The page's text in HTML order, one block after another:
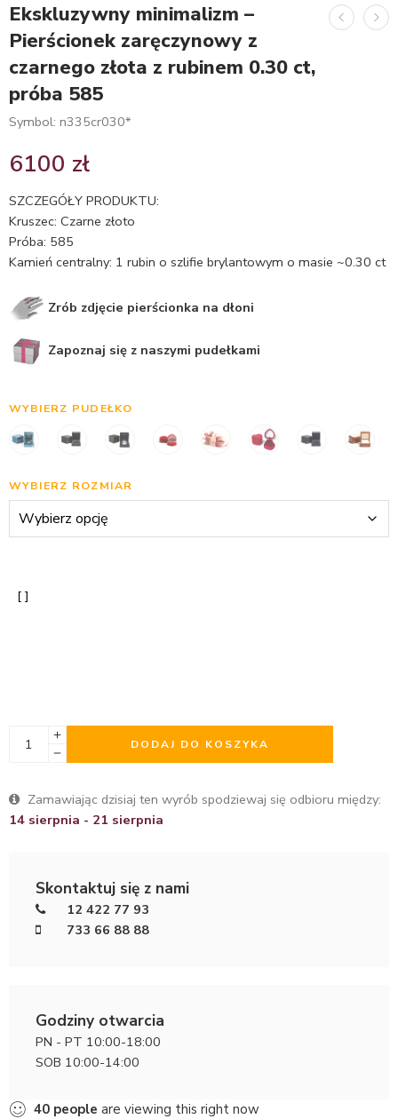
Ekskluzywny minimalizm –
Pierścionek zaręczynowy z
czarnego złota z rubinem 0.30 ct,
próba 585
Symbol: n335cr030*
6100 zł
SZCZEGÓŁY PRODUKTU:
Kruszec: Czarne złoto
Próba: 585
Kamień centralny: 1 rubin o szlifie brylantowym o masie ~0.30 ct
Zrób zdjęcie pierścionka na dłoni
Zapoznaj się z naszymi pudełkami
WYBIERZ PUDEŁKO
WYBIERZ ROZMIAR
DODAJ DO KOSZYKA
Zamawiając dzisiaj ten wyrób spodziewaj się odbioru między:
14 sierpnia - 21 sierpnia
Skontaktuj się z nami
12 422 77 93
733 66 88 88
Godziny otwarcia
PN - PT 10:00-18:00
SOB 10:00-14:00
40 people are viewing this right now